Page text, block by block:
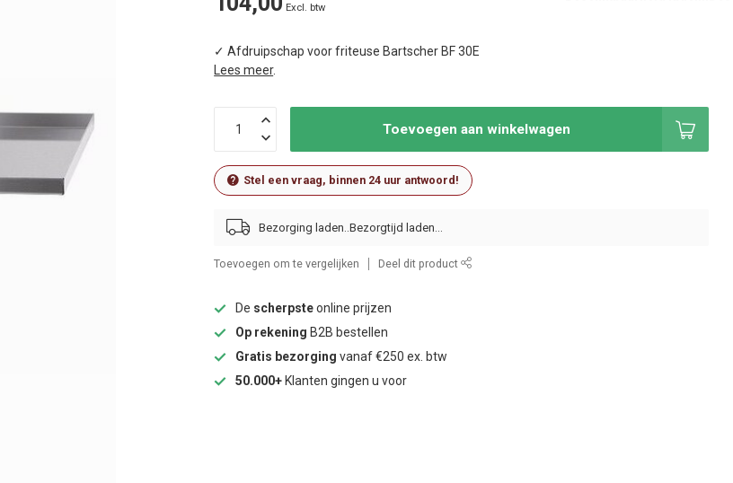
Excl. btw
✓ Afdruipschap voor friteuse Bartscher BF 30E
Lees meer.
Toevoegen aan winkelwagen
Stel een vraag, binnen 24 uur antwoord!
Bezorging laden..
Toevoegen om te vergelijken Deel dit product
De scherpsteonline prijzen
Op rekening B2B bestellen
Gratis bezorging vanaf €250 ex. btw
50.000+ Klanten gingen u voor